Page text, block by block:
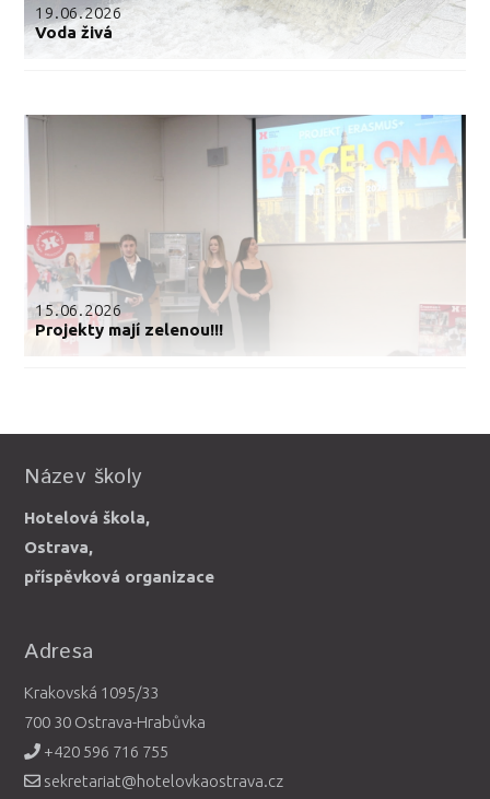
19.06.2026
Voda živá
15.06.2026
Projekty mají zelenou!!!
Název školy
Hotelová škola,
Ostrava,
příspěvková organizace
Adresa
Krakovská 1095/33
700 30 Ostrava-Hrabůvka
+420 596 716 755
sekretariat@hotelovkaostrava.cz